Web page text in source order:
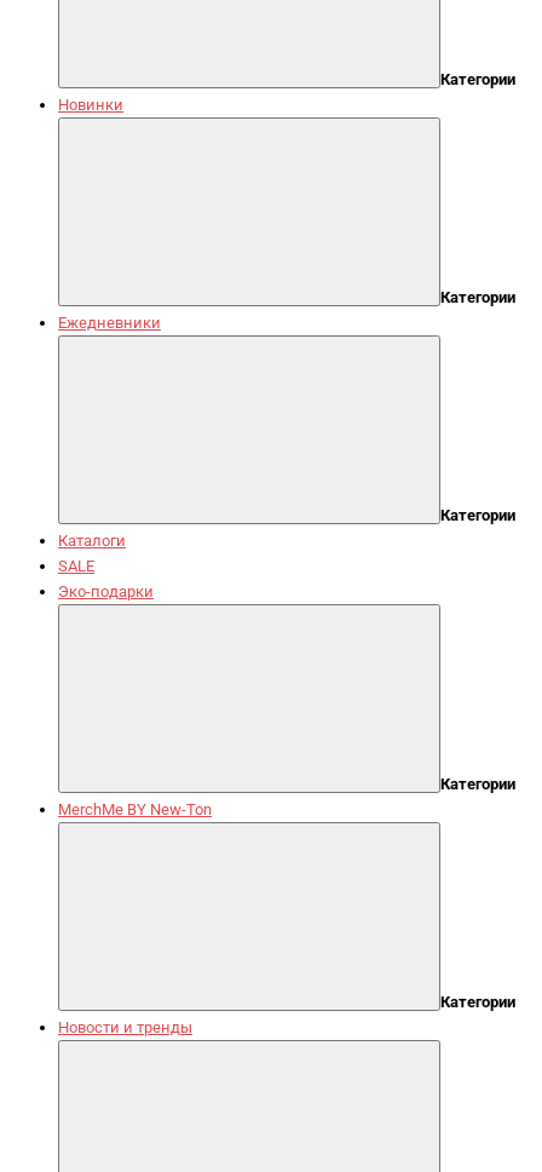
Категории
Новинки
Категории
Ежедневники
Категории
Каталоги
SALE
Эко-подарки
Категории
MerchMe BY New-Ton
Категории
Новости и тренды